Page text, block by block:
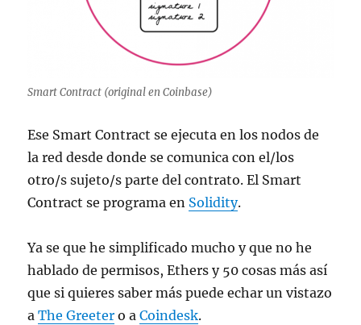
Smart Contract (original en Coinbase)
Ese Smart Contract se ejecuta en los nodos de
la red desde donde se comunica con el/los
otro/s sujeto/s parte del contrato. El Smart
Contract se programa en Solidity.
Ya se que he simplificado mucho y que no he
hablado de permisos, Ethers y 50 cosas más así
que si quieres saber más puede echar un vistazo
aThe Greeter o aCoindesk.